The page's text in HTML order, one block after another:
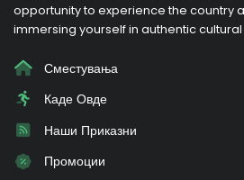
opportunity to experience the country
immersing yourself in authentic
Сместувања
Каде Овде
Наши Приказни
Промоции